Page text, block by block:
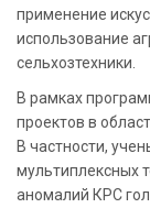
применение
использование
сельхозтехники.
В рамках
проектов в
В частности,
мультиплексных
аномалий КРС